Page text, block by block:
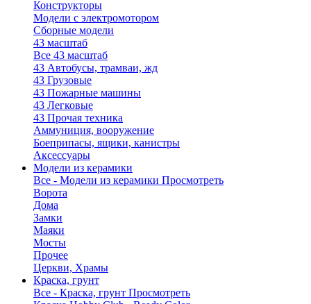
Конструкторы
Модели с электромотором
Сборные модели
43 масштаб
Все 43 масштаб
43 Автобусы, трамваи, жд
43 Грузовые
43 Пожарные машины
43 Легковые
43 Прочая техника
Аммуниция, вооружение
Боеприпасы, ящики, канистры
Аксессуары
Модели из керамики
Все - Модели из керамики Просмотреть
Ворота
Дома
Замки
Маяки
Мосты
Прочее
Церкви, Храмы
Краска, грунт
Все - Краска, грунт Просмотреть